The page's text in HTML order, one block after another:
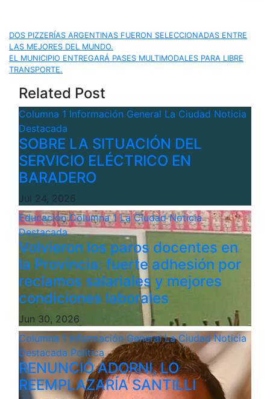
Navegación
de
entradas
DOS PIZZERÍAS ARGENTINAS FUERON SELECCIONADAS ENTRE
LAS MEJORES DEL MUNDO.
EL MUNICIPIO ENTREGARÁ PASES MULTIMODALES PARA LIBRE
TRANSPORTE.
Related Post
Columna 1 Información General La Ciudad Noticia
Destacada
SOBRE LA SITUACIÓN DEL
SERVICIO ELÉCTRICO EN
BARADERO
Jul 24, 2026
EducaciónColumna 1 La CiudadNoticia
Destacada
Volvieron los paros docentes en
la Provincia: fuerte adhesión por
reclamos salariales y mejores
condiciones laborales
Jun 30, 2026
Columna 1 Información GeneralLa CiudadNoticia
Destacada Politica
RENUNCIÓ ADORNI, LO
REEMPLAZARÍA SANTILLI